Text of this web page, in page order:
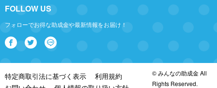
FOLLOW US
フォローでお得な助成金や最新情報をお届け！
特定商取引法に基づく表示
利用規約
© みんなの助成金 All
Rights Reserved.